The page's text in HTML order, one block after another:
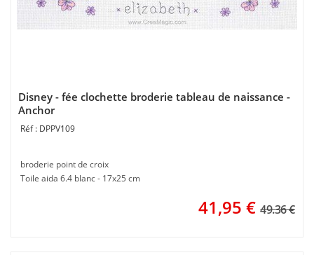
Disney - fée clochette broderie tableau de naissance -
Anchor
DPPV109
broderie point de croix
Toile aida 6.4 blanc - 17x25 cm
41,95 € 49.36 €